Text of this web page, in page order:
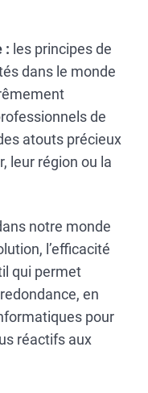
: les principes de
dans le monde
de
atouts précieux
leur région ou la
notre monde
l’efficacité
qui permet
en
pour
réactifs aux